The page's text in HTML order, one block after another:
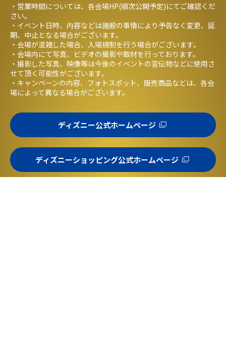
・営業時間については、各会場HP(順次公開予定)にてご確認くだ
さい。
・イベント日時、内容などは諸般の事情により予告なく変更、延
期、中止となる場合がございます。
・会場が混雑した場合、入場規制を行う場合がございます。
・会場内にて写真、ビデオの撮影や取材を行っております。
・撮影した写真、映像等は今後のイベントの宣伝物などに使用さ
せて頂く可能性がございます。
・キャンペーンの内容、フォトスポット、販売商品などは、各会
場によって異なる場合がございます。
ディズニー公式ホームページ
ディズニーショッピング公式ホームページ